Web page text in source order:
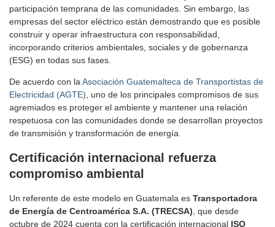
participación temprana de las comunidades. Sin embargo, las
empresas del sector eléctrico están demostrando que es posible
construir y operar infraestructura con responsabilidad,
incorporando criterios ambientales, sociales y de gobernanza
(ESG) en todas sus fases.
De acuerdo con la Asociación Guatemalteca de Transportistas de
Electricidad (AGTE) , uno de los principales compromisos de sus
agremiados es proteger el ambiente y mantener una relación
respetuosa con las comunidades donde se desarrollan proyectos
de transmisión y transformación de energía.
Certificación internacional refuerza
compromiso ambiental
Un referente de este modelo en Guatemala es Transportadora
de Energía de Centroamérica S.A. (TRECSA) , que desde
octubre de 2024 cuenta con la certificación internacional ISO